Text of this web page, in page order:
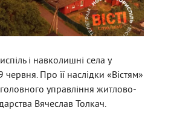
і навколишні села у
червня. Про її наслідки «Вістям»
управління житлово-
Вячеслав Толкач.